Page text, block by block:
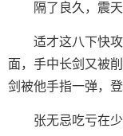
隔了良久，震
适才这八下快
面，手中长剑又被
剑被他手指一弹，登
张无忌吃亏在